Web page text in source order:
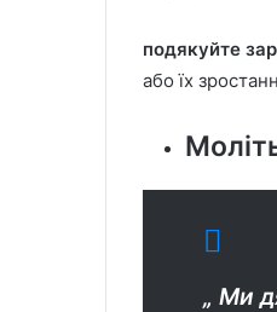
подякуйте
або їх
„ Ми